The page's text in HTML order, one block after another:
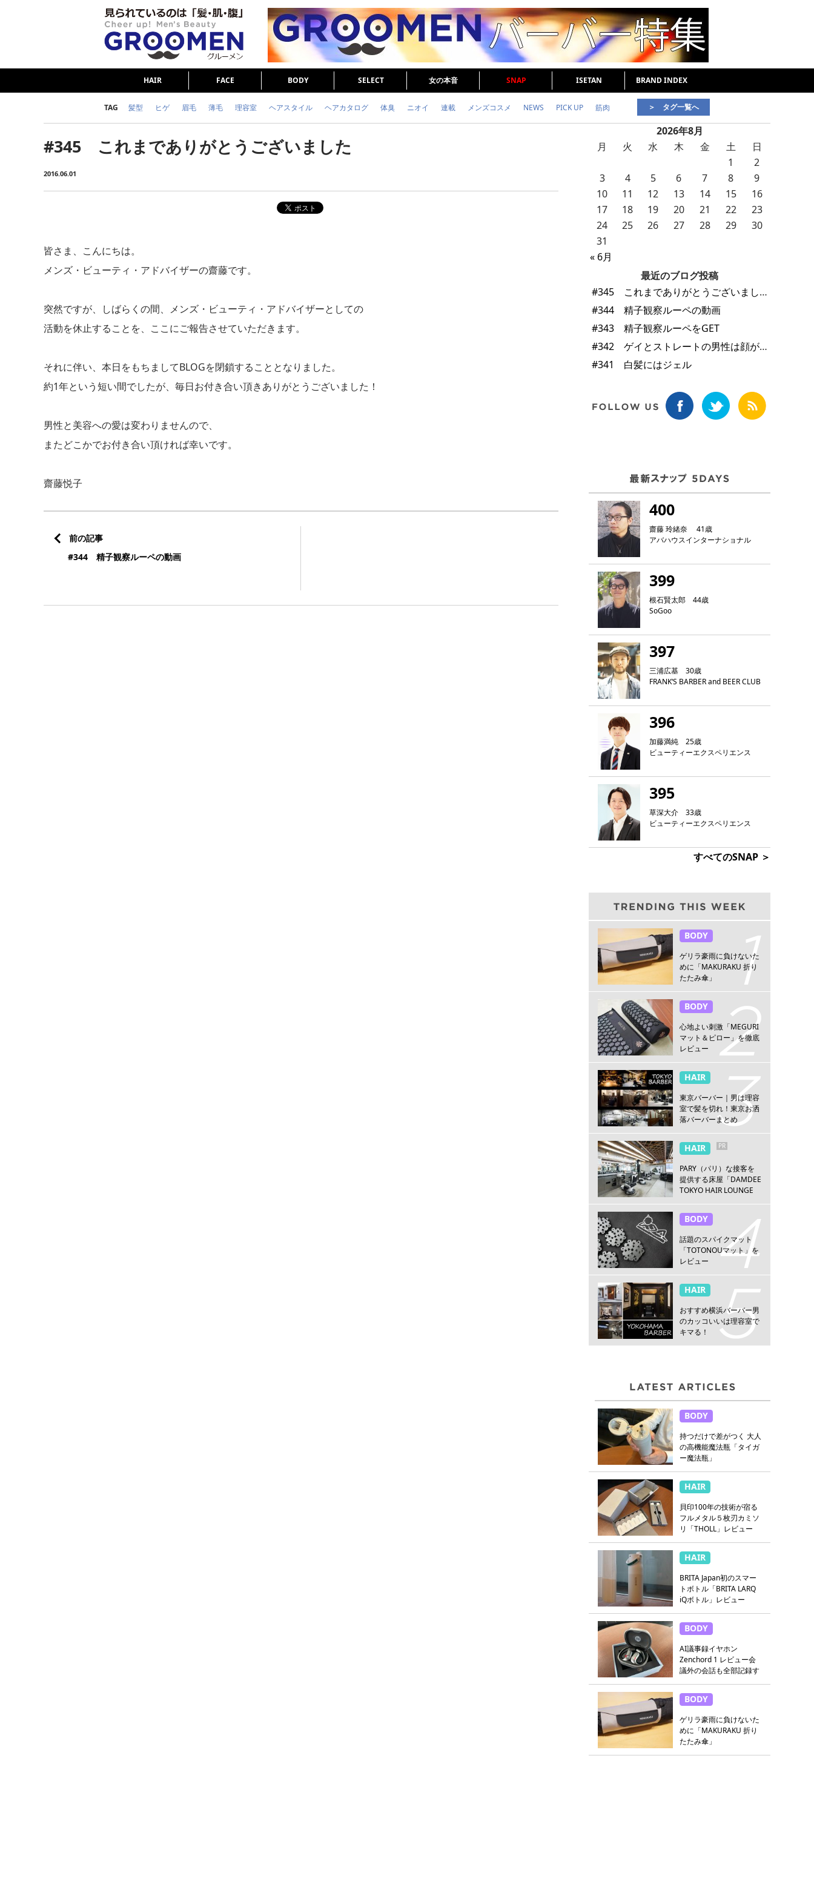
HAIR FACE BODY SELECT 女の本音 SNAP ISETAN BRAND INDEX
TAG 髪型 ヒゲ 眉毛 薄毛 理容室 ヘアスタイル ヘアカタログ 体臭 ニオイ 連載 メンズコスメ NEWS PICK UP 筋肉
女の本音 テストステロン 海外セレブ 眉毛 メタボ 健康
＞ タグ一覧へ
#345 これまでありがとうございました
2016.06.01
皆さま、こんにちは。
メンズ・ビューティ・アドバイザーの齋藤です。
突然ですが、しばらくの間、メンズ・ビューティ・アドバイザーとしての
活動を休止することを、ここにご報告させていただきます。
それに伴い、本日をもちましてBLOGを閉鎖することとなりました。
約1年という短い間でしたが、毎日お付き合い頂きありがとうございました！
男性と美容への愛は変わりませんので、
またどこかでお付き合い頂ければ幸いです。
齋藤悦子
前の記事
#344 精子観察ルーペの動画
2026年8月
月
火 水 木 金 土 日
« 6月
1
2
3
4 5 6 7 8
9
10
11 12 13 14 15
16
17
18 19 20 21 22
23
24
25 26 27 28 29
30
31
最近のブログ投稿
#345 これまでありがとうございました
#344 精子観察ルーペの動画
#343 精子観察ルーペをGET
#342 ゲイとストレートの男性は顔が違う
#341 白髪にはジェル
400
齋藤 玲緒奈 41歳
アバハウスインターナショナル
399
根石賢太郎 44歳
SoGoo
397
三浦広基 30歳
FRANK‘S BARBER and BEER CLUB
396
加藤満純 25歳
ビューティーエクスペリエンス
395
草深大介 33歳
ビューティーエクスペリエンス
すべてのSNAP ＞
BODY
ゲリラ豪雨に負けないた
めに「MAKURAKU 折り
たたみ傘」
BODY
心地よい刺激「MEGURI
マット＆ピロー」を徹底
レビュー
HAIR
東京バーバー｜男は理容
室で髪を切れ！東京お洒
落バーバーまとめ
HAIR PR
PARY（パリ）な接客を
提供する床屋「DAMDEE
TOKYO HAIR LOUNGE
BODY
話題のスパイクマット
「TOTONOUマット」を
レビュー
HAIR
おすすめ横浜バーバー男
のカッコいいは理容室で
キマる！
BODY
持つだけで差がつく 大人
の高機能魔法瓶「タイガ
ー魔法瓶」
HAIR
貝印100年の技術が宿る
フルメタル５枚刃カミソ
リ「THOLL」レビュー
HAIR
BRITA Japan初のスマー
トボトル「BRITA LARQ
iQボトル」レビュー
BODY
AI議事録イヤホン
Zenchord 1 レビュー会
議外の会話も全部記録す
BODY
ゲリラ豪雨に負けないた
めに「MAKURAKU 折り
たたみ傘」